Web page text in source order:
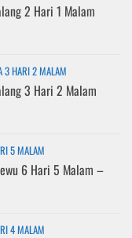
2 Hari 1 Malam
3 HARI 2 MALAM
3 Hari 2 Malam
5 MALAM
6 Hari 5 Malam –
4 MALAM